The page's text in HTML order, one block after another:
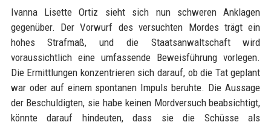
Ivanna Lisette Ortiz sieht sich nun schweren Anklagen
gegenüber. Der Vorwurf des versuchten Mordes trägt ein
hohes Strafmaß, und die Staatsanwaltschaft wird
voraussichtlich eine umfassende Beweisführung vorlegen.
Die Ermittlungen konzentrieren sich darauf, ob die Tat geplant
war oder auf einem spontanen Impuls beruhte. Die Aussage
der Beschuldigten, sie habe keinen Mordversuch beabsichtigt,
könnte darauf hindeuten, dass sie die Schüsse als